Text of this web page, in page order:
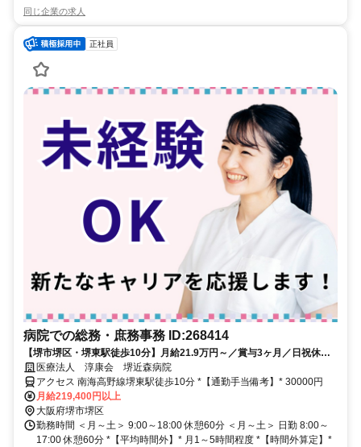
同じ企業の求人
正社員
病院での総務・庶務事務 ID:268414
【堺市堺区・堺東駅徒歩10分】月給21.9万円～／賞与3ヶ月／日祝休み
／未経験OK／総務・庶務事務／堺近森病院【堺東駅徒歩10分】未経験
歓迎！安定の正社員・賞与3ヶ月分◇総務事務スタッフ募集
医療法人 淳康会 堺近森病院
アクセス 南海高野線堺東駅徒歩10分 *【通勤手当備考】* 30000円
月給219,400円以上
大阪府堺市堺区
勤務時間 ＜月～土＞ 9:00～18:00 休憩60分 ＜月～土＞ 日勤 8:00～
17:00 休憩60分 *【平均時間外】* 月1～5時間程度 *【時間外算定】*